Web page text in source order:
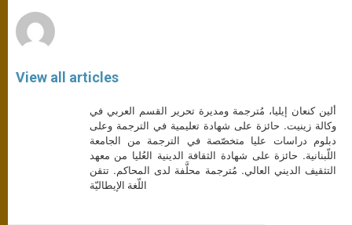
View all articles
ألين كنعان إيليا، مُترجمة ومديرة تحرير القسم العربي في
وكالة زينيت. حائزة على شهادة تعليمية في الترجمة وعلى
دبلوم دراسات عليا متخصّصة في الترجمة من الجامعة
اللّبنانية. حائزة على شهادة الثقافة الدينية العُليا من معهد
التثقيف الديني العالي. مُترجمة محلَّفة لدى المحاكم. تتقن
اللّغة الإيطاليّة